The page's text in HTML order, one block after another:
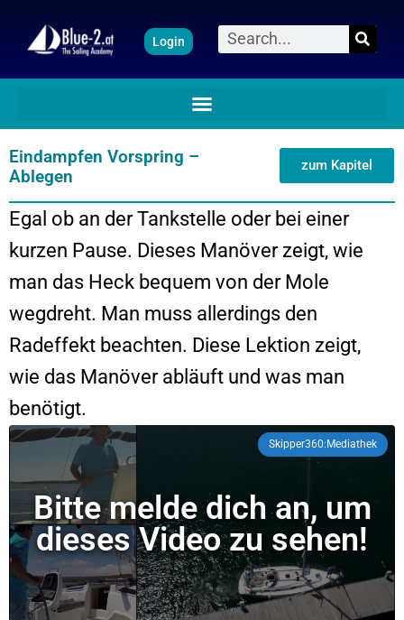
Inhalt
springen
Login Suche
Eindampfen Vorspring –
Ablegen
zum Kapitel
Egal ob an der Tankstelle oder bei einer
kurzen Pause. Dieses Manöver zeigt, wie
man das Heck bequem von der Mole
wegdreht. Man muss allerdings den
Radeffekt beachten. Diese Lektion zeigt,
wie das Manöver abläuft und was man
benötigt.
Skipper360:Mediathek
Bitte melde dich an, um
dieses Video zu sehen!